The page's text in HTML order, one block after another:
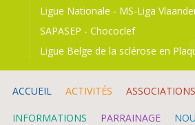
Ligue Nationale - MS-Liga
SAPASEP -Chococlef
Ligue Belge de la sclérose en
ACCUEIL ACTIVITÉS ASSOCIATIONS
INFORMATIONS PARRAINAGE